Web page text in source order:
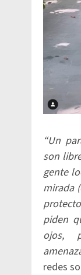
“Un
son
gente
mirada
piden
ojos,
redes